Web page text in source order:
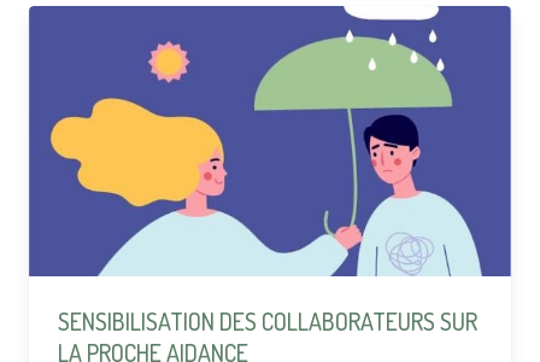
SENSIBILISATION DES COLLABORATEURS SUR
LA PROCHE AIDANCE